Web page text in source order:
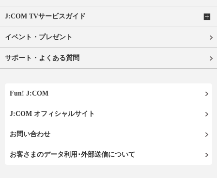
J:COM TVサービスガイド
イベント・プレゼント
サポート・よくある質問
Fun! J:COM
J:COM オフィシャルサイト
お問い合わせ
お客さまのデータ利用･外部送信について